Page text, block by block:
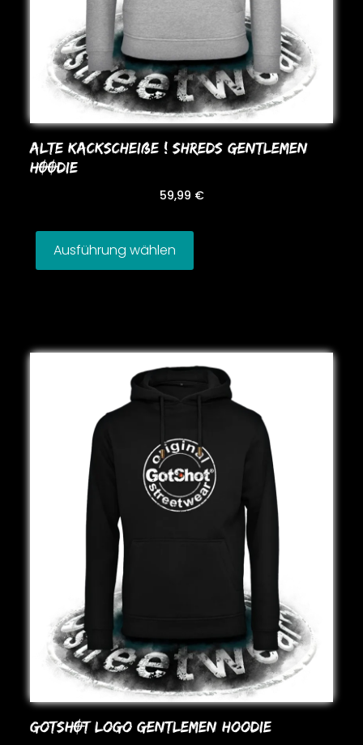
ALTE KACKSCHEIßE ! SHREDS GENTLEMEN
HOODIE
59,99 €
Ausführung wählen
GoTSHOT LoGo GENTLEMEN HooDIE